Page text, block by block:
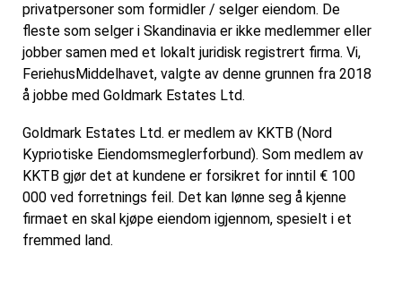
privatpersoner som formidler / selger eiendom. De
fleste som selger i Skandinavia er ikke medlemmer eller
jobber samen med et lokalt juridisk registrert firma. Vi,
FeriehusMiddelhavet, valgte av denne grunnen fra 2018
å jobbe med Goldmark Estates Ltd.
Goldmark Estates Ltd. er medlem av KKTB (Nord
Kypriotiske Eiendomsmeglerforbund). Som medlem av
KKTB gjør det at kundene er forsikret for inntil € 100
000 ved forretnings feil. Det kan lønne seg å kjenne
firmaet en skal kjøpe eiendom igjennom, spesielt i et
fremmed land.